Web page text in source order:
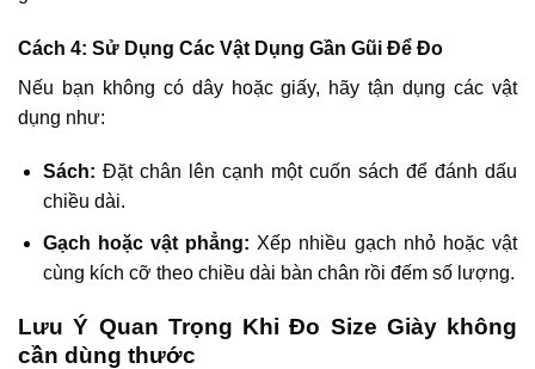
Cách 4: Sử Dụng Các Vật Dụng Gần Gũi Để Đo
Nếu bạn không có dây hoặc giấy, hãy tận dụng các vật
dụng như:
Sách: Đặt chân lên cạnh một cuốn sách để đánh dấu
chiều dài.
Gạch hoặc vật phẳng: Xếp nhiều gạch nhỏ hoặc vật
cùng kích cỡ theo chiều dài bàn chân rồi đếm số lượng.
Lưu Ý Quan Trọng Khi Đo Size Giày không
cần dùng thước